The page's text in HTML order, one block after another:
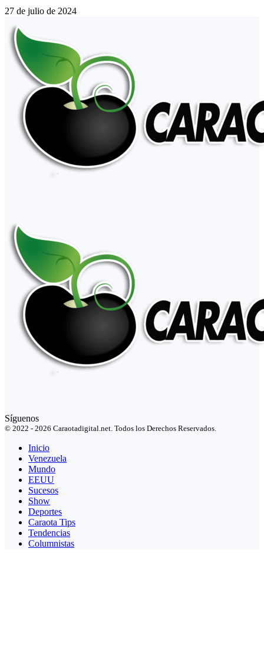
27 de julio de 2024
Síguenos
© 2022 - 2026 Caraotadigital.net. Todos los Derechos Reservados.
Inicio
Venezuela
Mundo
EEUU
Sucesos
Show
Deportes
Caraota Tips
Tendencias
Columnistas